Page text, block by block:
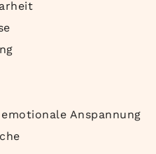
Anspannung